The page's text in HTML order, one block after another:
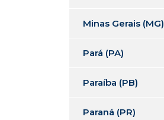
Minas Gerais (MG)
Pará (PA)
Paraíba (PB)
Paraná (PR)